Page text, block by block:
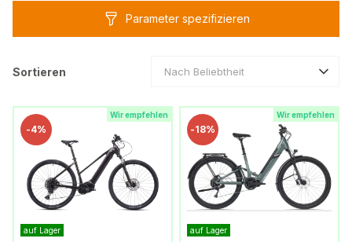
Parameter spezifizieren
Sortieren Nach Beliebtheit
Wir empfehlen
-4%
auf Lager
Wir empfehlen
-18%
auf Lager